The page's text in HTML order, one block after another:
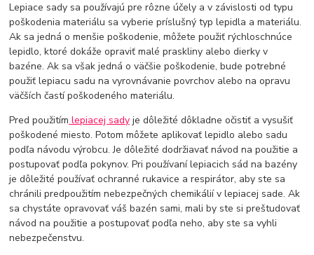
Lepiace sady sa používajú pre rôzne účely a v závislosti od typu
poškodenia materiálu sa vyberie príslušný typ lepidla a materiálu.
Ak sa jedná o menšie poškodenie, môžete použiť rýchloschnúce
lepidlo, ktoré dokáže opraviť malé praskliny alebo dierky v
bazéne. Ak sa však jedná o väčšie poškodenie, bude potrebné
použiť lepiacu sadu na vyrovnávanie povrchov alebo na opravu
väčších častí poškodeného materiálu.
Pred použitím lepiacej sady je dôležité dôkladne očistiť a vysušiť
poškodené miesto. Potom môžete aplikovať lepidlo alebo sadu
podľa návodu výrobcu. Je dôležité dodržiavať návod na použitie a
postupovať podľa pokynov. Pri používaní lepiacich sád na bazény
je dôležité používať ochranné rukavice a respirátor, aby ste sa
chránili predpoužitím nebezpečných chemikálií v lepiacej sade. Ak
sa chystáte opravovať váš bazén sami, mali by ste si preštudovať
návod na použitie a postupovať podľa neho, aby ste sa vyhli
nebezpečenstvu.